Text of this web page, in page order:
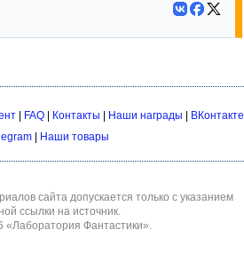
| FAQ| Контакты Наши награды
ВКонтакте
Наши товары
сайта допускается только с указанием
ссылки на источник.
«Лаборатория Фантастики».